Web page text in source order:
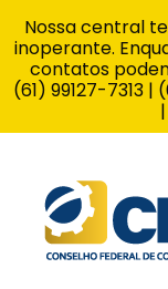
Nossa central
inoperante.
contatos
(61) 99127-7313